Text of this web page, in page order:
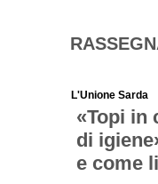
L'Unione Sarda
«Topi in
di
e come